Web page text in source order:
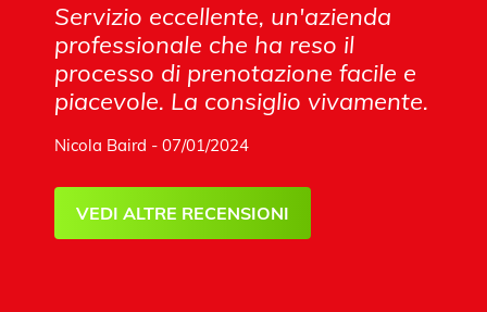
Servizio eccellente, un'azienda
professionale che ha reso il
processo di prenotazione facile e
piacevole. La consiglio vivamente.
Nicola Baird - 07/01/2024
VEDI ALTRE RECENSIONI